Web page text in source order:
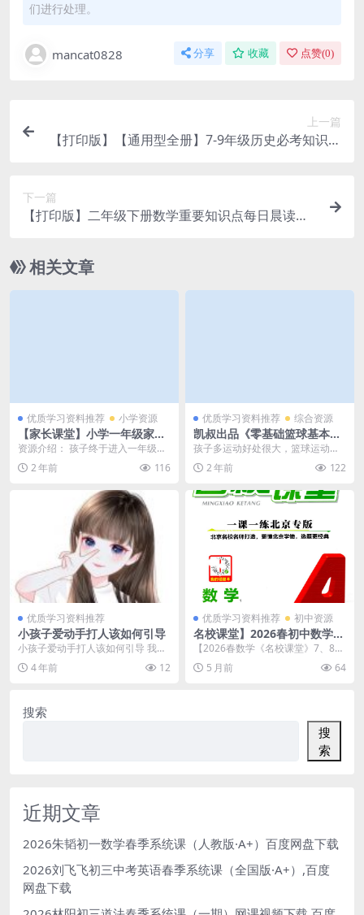
们进行处理。
mancat0828 分享 收藏 点赞(0)
上一篇
【打印版】【通用型全册】7-9年级历史必考知识点
下一篇
【打印版】二年级下册数学重要知识点每日晨读晚
相关文章
优质学习资料推荐 小学资源
【家长课堂】小学一年级家长
必修课30讲MP3课在线收听，
百度网盘下载
资源介绍： 孩子终于进入一年级
了，家长们也开始焦急了起来，1年
级的孩子应该怎么辅...
2 年前 116
优质学习资料推荐 综合资源
凯叔出品《零基础篮球基本
功》20课全集MP4视频课程百
度网盘下载，篮球入门基础学
习课程视频
孩子多运动好处很大，篮球运动是
非常受欢迎的，如何不用花钱就能
学习篮球了？通过本期...
2 年前 122
优质学习资料推荐
小孩子爱动手打人该如何引导
小孩子爱动手打人该如何引导 我家
孩子今年7岁了，上小学二年级。孩
子性格内向，看着...
4 年前 12
优质学习资料推荐 初中资源
名校课堂】2026春初中数学7-
8年级下册 | 北京专版人教版
【2026春数学《名校课堂》7、8年
级下册（北京专版人教）】全套电
子版资源现可通...
5 月前 64
搜索
搜
索
近期文章
2026朱韬初一数学春季系统课（人教版·A+）百度网盘下载
2026刘飞飞初三中考英语春季系统课（全国版·A+）,百度
网盘下载